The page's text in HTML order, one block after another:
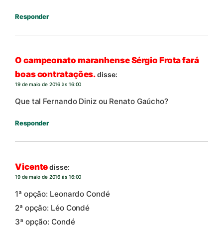
Responder
O campeonato maranhense Sérgio Frota fará
boas contratações.disse:
19 de maio de 2016 às 16:00
Que tal Fernando Diniz ou Renato Gaúcho?
Responder
Vicentedisse:
19 de maio de 2016 às 16:00
1ª opção: Leonardo Condé
2ª opção: Léo Condé
3ª opção: Condé